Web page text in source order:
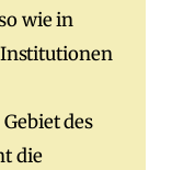
wie in
des
die